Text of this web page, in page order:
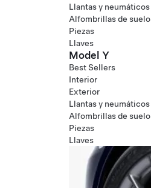
Llantas y neumáticos
Alfombrillas de suelo
Piezas
Llaves
Model Y
Best Sellers
Interior
Exterior
Llantas y neumáticos
Alfombrillas de suelo
Piezas
Llaves